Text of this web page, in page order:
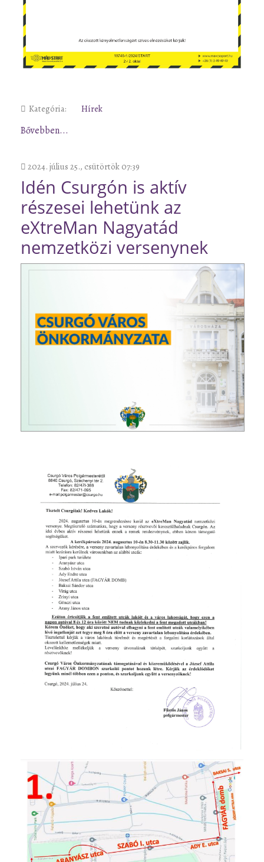
Kategória: Hírek
Bővebben...
2024. július 25., csütörtök 07:39
Idén Csurgón is aktív
részesei lehetünk az
eXtreMan Nagyatád
nemzetközi versenynek